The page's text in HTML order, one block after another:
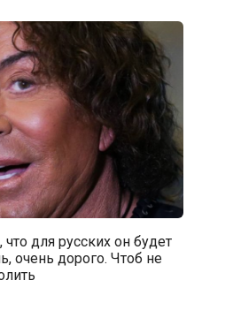
для русских он будет
очень дорого. Чтоб не